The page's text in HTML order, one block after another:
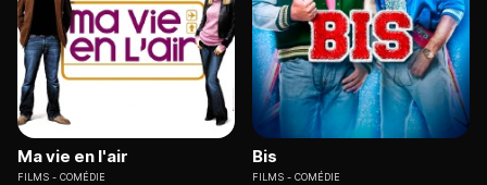
Ma vie en l'air
FILMS COMÉDIE
Bis
FILMS COMÉDIE